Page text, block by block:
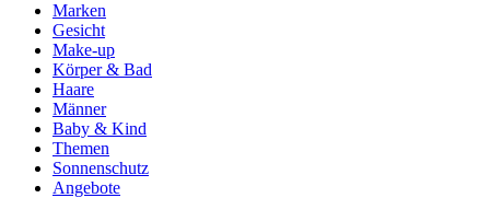
Marken
Gesicht
Make-up
Körper & Bad
Haare
Männer
Baby & Kind
Themen
Sonnenschutz
Angebote